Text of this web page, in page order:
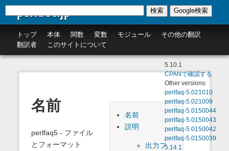
perldoc.jp
トップ 本体 関数 変数 モジュール
その他の翻訳
翻訳者
このサイトについて
検索 Google検索
5.10.1
CPANで確認する
Other versions:
perlfaq-5.021010
perlfaq-5.021009
perlfaq-5.0150044
perlfaq-5.0150043
perlfaq-5.0150042
perlfaq-5.0150039
5.14.1
名前
説明
出力フ
名前
perlfaq5 - ファイル
とフォーマット